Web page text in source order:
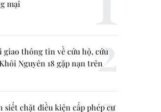
mại
giao thông tin về cứu hộ, cứu
Nguyên 18 gặp nạn trên
siết chặt điều kiện cấp phép cư